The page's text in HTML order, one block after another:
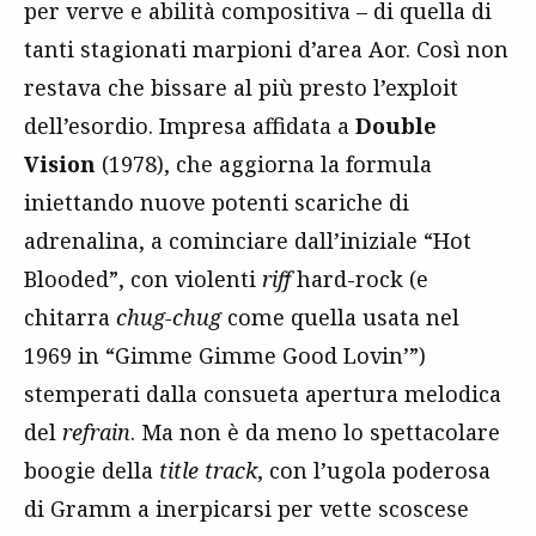
per verve e abilità compositiva – di quella di
tanti stagionati marpioni d’area Aor. Così non
restava che bissare al più presto l’exploit
dell’esordio. Impresa affidata a Double
Vision (1978), che aggiorna la formula
iniettando nuove potenti scariche di
adrenalina, a cominciare dall’iniziale “Hot
Blooded”, con violenti riffhard-rock (e
chitarra chug-chugcome quella usata nel
1969 in “Gimme Gimme Good Lovin’”)
stemperati dalla consueta apertura melodica
del refrain. Ma non è da meno lo spettacolare
boogie della title track, con l’ugola poderosa
di Gramm a inerpicarsi per vette scoscese